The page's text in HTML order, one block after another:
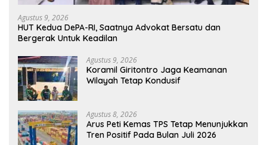
Agustus 9, 2026
HUT Kedua DePA-RI, Saatnya Advokat Bersatu dan
Bergerak Untuk Keadilan
Agustus 9, 2026
Koramil Giritontro Jaga Keamanan
Wilayah Tetap Kondusif
Agustus 8, 2026
Arus Peti Kemas TPS Tetap Menunjukkan
Tren Positif Pada Bulan Juli 2026